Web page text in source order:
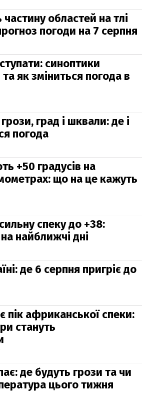
областей на тлі
погоди на 7 серпня
синоптики
як зміниться погода в
град і шквали: де і
погода
+50 градусів на
що на це кажуть
спеку до +38:
найближчі дні
де 6 серпня пригріє до
пік африканської спеки:
стануть
де будуть грози та чи
цього тижня